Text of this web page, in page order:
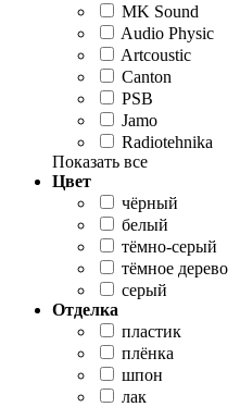
MK Sound
Audio Physic
Artcoustic
Canton
PSB
Jamo
Radiotehnika
Показать все
Цвет
чёрный
белый
тёмно-серый
тёмное дерево
серый
Отделка
пластик
плёнка
шпон
лак